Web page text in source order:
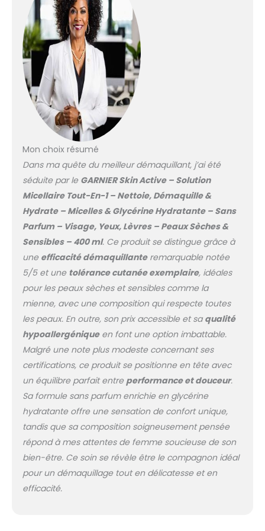
tout en capturant les
impuretés et le sébum,
sans frotter et sans
laisser de résidus*
grâce aux micelles qui
permettent de nettoyer
la peau en douceur.
FORMULE HYDRATANTE
100% VEGAN : Vegan et
approuvée par Cruelty
micelles, agents
nettoyants invisibles, et
de la glycérine
hydratante, un actif
nourrissant et
apaisant. CONSEILS
D'APPLICATION : Matin et
soir, appliquez l'eau
nettoyante Garnier sur
un coton, de
préférence réutilisable,
puis nettoyez
l'ensemble de votre
visage, dont les lèvres
et les yeux. Pas besoin
de rincer. EMBELLISSEZ
VOTRE PEAU AVEC
GARNIER SKIN ACTIVE :
Révélez une peau
fraîche et saine grâce
à Skin Active, une
gamme dédiée aux
soins du visage,
formulée avec des
ingrédients naturels,
pour embellir toutes les
Mon choix résumé
Dans ma quête du meilleur démaquillant, j’ai été
séduite par le GARNIER Skin Active – Solution
Micellaire Tout-En-1 – Nettoie, Démaquille &
Hydrate – Micelles & Glycérine Hydratante – Sans
Parfum – Visage, Yeux, Lèvres – Peaux Sèches &
Sensibles – 400 ml. Ce produit se distingue grâce à
une efficacité démaquillanteremarquable notée
5/5 et une tolérance cutanée exemplaire, idéales
pour les peaux sèches et sensibles comme la
mienne, avec une composition qui respecte toutes
les peaux. En outre, son prix accessible et sa qualité
hypoallergéniqueen font une option imbattable.
Malgré une note plus modeste concernant ses
certifications, ce produit se positionne en tête avec
un équilibre parfait entre performance et douceur.
Sa formule sans parfum enrichie en glycérine
hydratante offre une sensation de confort unique,
tandis que sa composition soigneusement pensée
répond à mes attentes de femme soucieuse de son
bien-être. Ce soin se révèle être le compagnon idéal
pour un démaquillage tout en délicatesse et en
efficacité.